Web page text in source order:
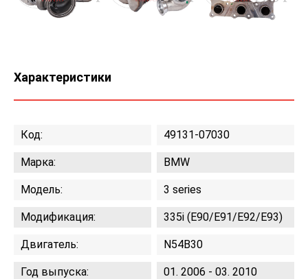
Характеристики
Код: 49131-07030
Марка: BMW
Модель: 3 series
Модификация: 335i (E90/E91/E92/E93)
Двигатель: N54B30
Год выпуска: 01. 2006 - 03. 2010